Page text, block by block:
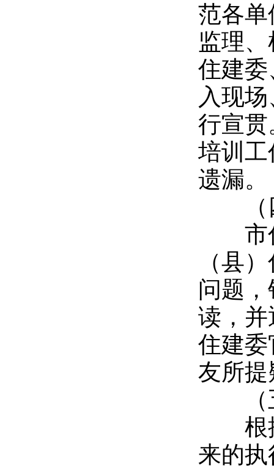
范各
监理
住建
入现
行宣
培训
遗漏。
（四
市住
（县
问题
读，
住建
友所
（五
根据
来的